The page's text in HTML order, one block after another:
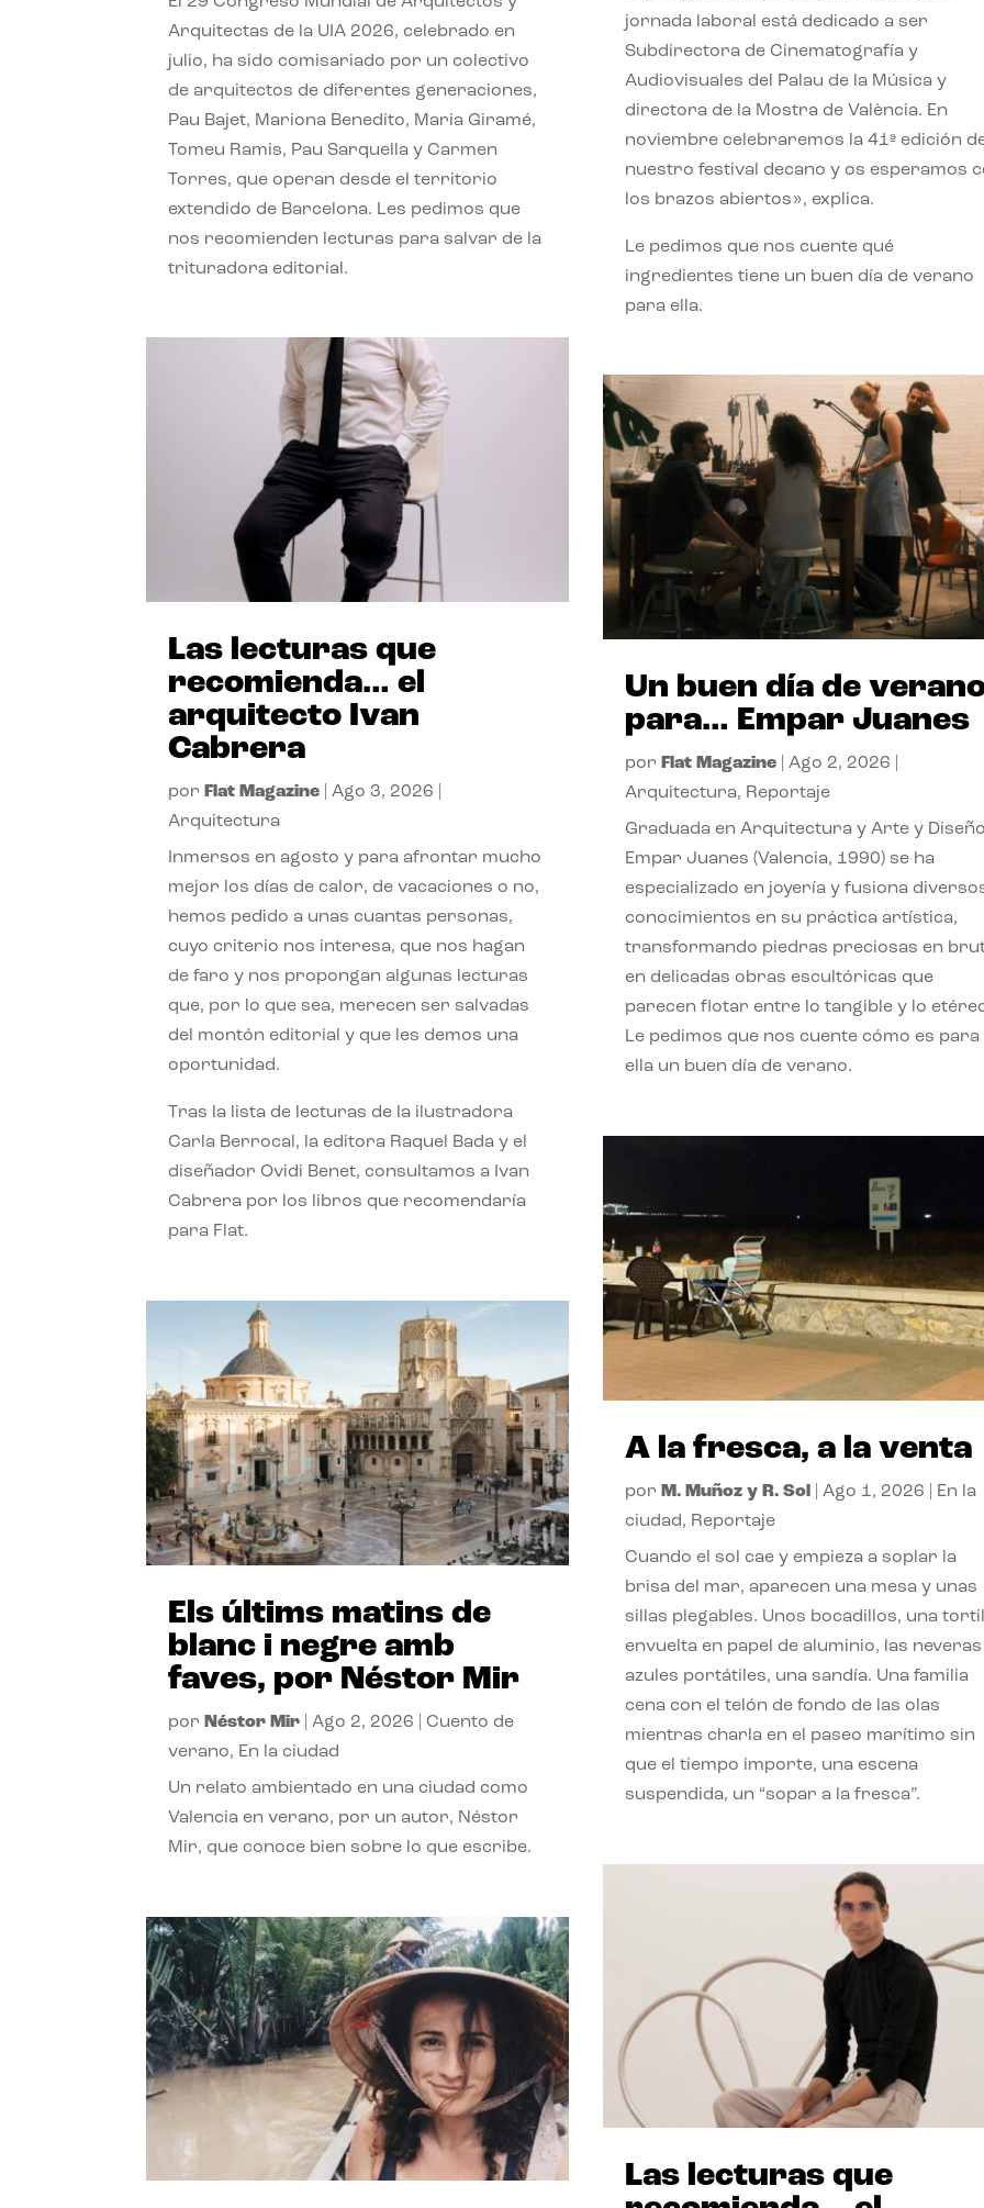
Arquitectas de la UIA 2026, celebrado en
julio, ha sido comisariado por un colectivo
de arquitectos de diferentes generaciones,
Pau Bajet, Mariona Benedito, Maria Giramé,
Tomeu Ramis, Pau Sarquella y Carmen
Torres, que operan desde el territorio
extendido de Barcelona. Les pedimos que
nos recomienden lecturas para salvar de la
trituradora editorial.
Las lecturas que
recomienda… el
arquitecto Ivan
Cabrera
por Flat Magazine |Ago 3, 2026
Arquitectura
Inmersos en agosto y para afrontar mucho
mejor los días de calor, de vacaciones o no,
hemos pedido a unas cuantas personas,
cuyo criterio nos interesa, que nos hagan
de faro y nos propongan algunas lecturas
que, por lo que sea, merecen ser salvadas
del montón editorial y que les demos una
oportunidad.
Tras la lista de lecturas de la ilustradora
Carla Berrocal, la editora Raquel Bada y el
diseñador Ovidi Benet, consultamos a Ivan
Cabrera por los libros que recomendaría
para Flat.
Els últims matins de
blanc i negre amb
faves, por Néstor Mir
por Néstor Mir |Ago 2, 2026 |Cuento de
verano, En la ciudad
Un relato ambientado en una ciudad como
Valencia en verano, por un autor, Néstor
Mir, que conoce bien sobre lo que escribe.
jornada laboral está dedicado a ser
Subdirectora de Cinematografía y
Audiovisuales del Palau de la Música y
directora de la Mostra de València. En
noviembre celebraremos la 41ª edición
nuestro festival decano y os esperamos
los brazos abiertos», explica.
Le pedimos que nos cuente qué
ingredientes tiene un buen día de verano
para ella.
Un buen día de
para… Empar Juanes
por Flat Magazine| Ago 2, 2026
Arquitectura, Reportaje
Graduada en Arquitectura y Arte y
Empar Juanes (Valencia, 1990) se ha
especializado en joyería y fusiona
conocimientos en su práctica artística,
transformando piedras preciosas en
en delicadas obras escultóricas que
parecen flotar entre lo tangible y lo
Le pedimos que nos cuente cómo es para
ella un buen día de verano.
A la fresca, a la venta
por M. Muñoz y R. Sol Ago 1, 2026
En la
ciudad, Reportaje
Cuando el sol cae y empieza a soplar la
brisa del mar, aparecen una mesa y unas
sillas plegables. Unos bocadillos, una
envuelta en papel de aluminio, las neveras
azules portátiles, una sandía. Una familia
cena con el telón de fondo de las olas
mientras charla en el paseo marítimo sin
que el tiempo importe, una escena
suspendida, un “sopar a la fresca”.
Las lecturas que